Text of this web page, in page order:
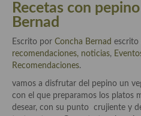
Cocina Madrileña
Cocina Navarra
Cocina Riojana
Cocina Valenciana
Recetas con
Bernad
Escrito por Concha Bernad escrito
recomendaciones, noticias,
Recomendaciones.
vamos a disfrutar del pepino un
con el que preparamos los platos
desear, con su punto crujiente y